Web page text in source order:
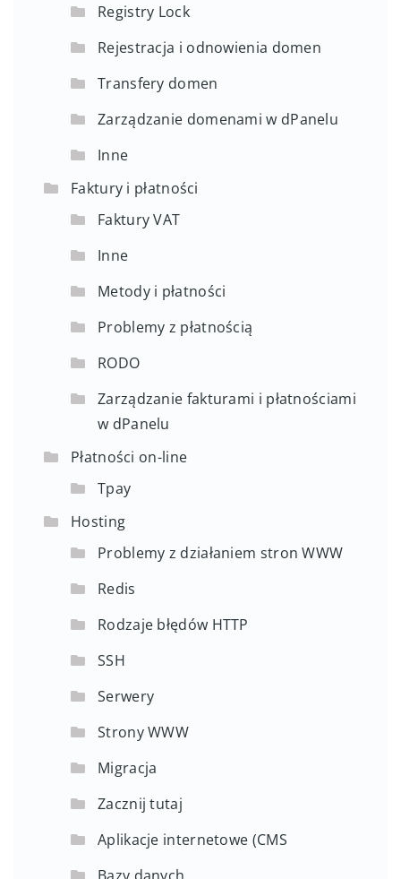
Registry Lock
Rejestracja i odnowienia domen
Transfery domen
Zarządzanie domenami w dPanelu
Inne
Faktury i płatności
Faktury VAT
Inne
Metody i płatności
Problemy z płatnością
RODO
Zarządzanie fakturami i płatnościami
w dPanelu
Płatności on-line
Tpay
Hosting
Problemy z działaniem stron WWW
Redis
Rodzaje błędów HTTP
SSH
Serwery
Strony WWW
Migracja
Zacznij tutaj
Aplikacje internetowe (CMS